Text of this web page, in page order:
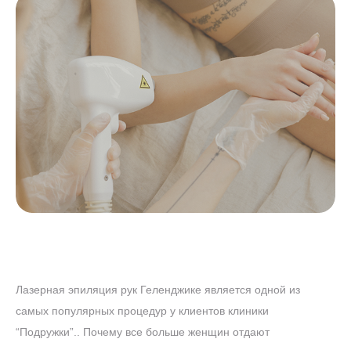
Лазерная эпиляция рук Геленджике является одной из
самых популярных процедур у клиентов клиники
“Подружки”.. Почему все больше женщин отдают